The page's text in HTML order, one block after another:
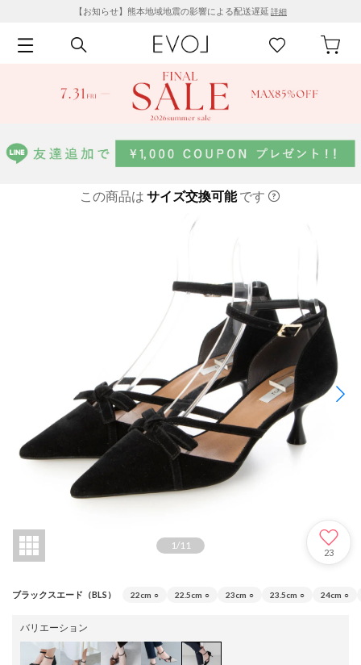
【お知らせ】熊本地域地震の影響による配送遅延 詳細
この商品は サイズ交換可能です
1 /11
23
ブラックスエード（BLS） 22cm ○ 22.5cm ○ 23cm ○ 23.5cm ○ 24cm ○
バリエーション